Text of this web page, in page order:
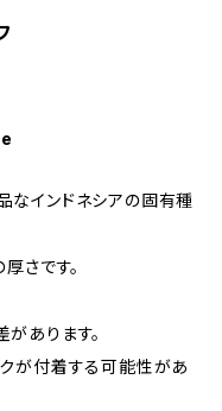
なインドネシアの固有種
さです。
あります。
が付着する可能性があ